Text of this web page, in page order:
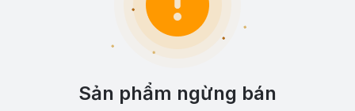
Sản phẩm ngừng bán